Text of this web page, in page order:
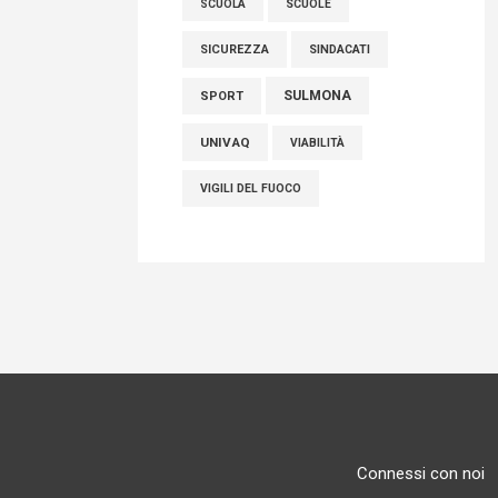
SCUOLA SCUOLE
SICUREZZA SINDACATI
SPORT SULMONA
UNIVAQ VIABILITÀ
VIGILI DEL FUOCO
Connessi con noi